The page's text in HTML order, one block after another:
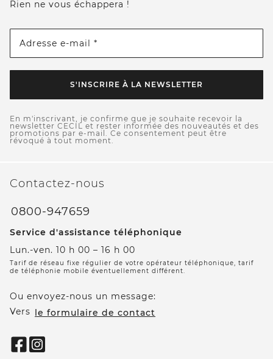
Rien ne vous échappera !
Adresse e-mail *
S'INSCRIRE À LA NEWSLETTER
En m'inscrivant, je confirme que je souhaite recevoir la
newsletter CECIL et rester informée des nouveautés et des
promotions par e-mail. Ce consentement peut être
révoqué à tout moment.
Contactez-nous
0800-947659
Service d'assistance téléphonique
Lun.-ven. 10 h 00 – 16 h 00
Tarif de réseau fixe régulier de votre opérateur téléphonique, tarif
de téléphonie mobile éventuellement différent.
Ou envoyez-nous un message:
Vers le formulaire de contact